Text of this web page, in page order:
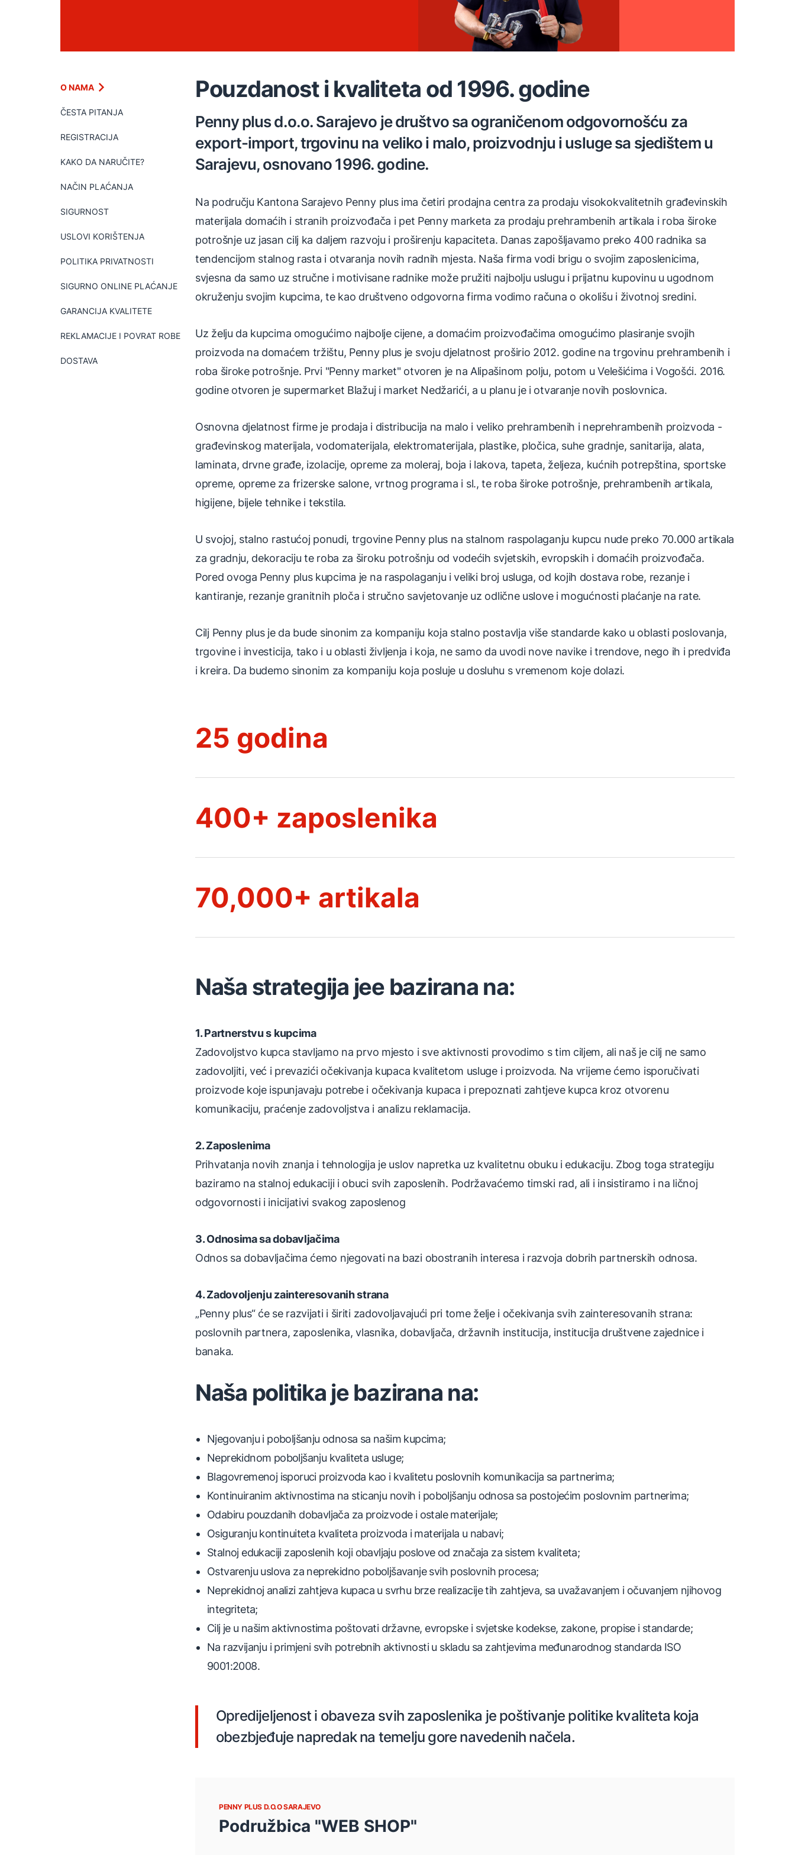
O NAMA
ČESTA PITANJA
REGISTRACIJA
KAKO DA NARUČITE?
NAČIN PLAĆANJA
SIGURNOST
USLOVI KORIŠTENJA
POLITIKA PRIVATNOSTI
SIGURNO ONLINE PLAĆANJE
GARANCIJA KVALITETE
REKLAMACIJE I POVRAT ROBE
DOSTAVA
Pouzdanost i kvaliteta od 1996. godine
Penny plus d.o.o. Sarajevo je društvo sa ograničenom odgovornošću za
export-import, trgovinu na veliko i malo, proizvodnju i usluge sa sjedištem u
Sarajevu, osnovano 1996. godine.
Na području Kantona Sarajevo Penny plus ima četiri prodajna centra za prodaju visokokvalitetnih građevinskih
materijala domaćih i stranih proizvođača i pet Penny marketa za prodaju prehrambenih artikala i roba široke
potrošnje uz jasan cilj ka daljem razvoju i proširenju kapaciteta. Danas zapošljavamo preko 400 radnika sa
tendencijom stalnog rasta i otvaranja novih radnih mjesta. Naša firma vodi brigu o svojim zaposlenicima,
svjesna da samo uz stručne i motivisane radnike može pružiti najbolju uslugu i prijatnu kupovinu u ugodnom
okruženju svojim kupcima, te kao društveno odgovorna firma vodimo računa o okolišu i životnoj sredini.
Uz želju da kupcima omogućimo najbolje cijene, a domaćim proizvođačima omogućimo plasiranje svojih
proizvoda na domaćem tržištu, Penny plus je svoju djelatnost proširio 2012. godine na trgovinu prehrambenih i
roba široke potrošnje. Prvi "Penny market" otvoren je na Alipašinom polju, potom u Velešićima i Vogošći. 2016.
godine otvoren je supermarket Blažuj i market Nedžarići, a u planu je i otvaranje novih poslovnica.
Osnovna djelatnost firme je prodaja i distribucija na malo i veliko prehrambenih i neprehrambenih proizvoda -
građevinskog materijala, vodomaterijala, elektromaterijala, plastike, pločica, suhe gradnje, sanitarija, alata,
laminata, drvne građe, izolacije, opreme za moleraj, boja i lakova, tapeta, željeza, kućnih potrepština, sportske
opreme, opreme za frizerske salone, vrtnog programa i sl., te roba široke potrošnje, prehrambenih artikala,
higijene, bijele tehnike i tekstila.
U svojoj, stalno rastućoj ponudi, trgovine Penny plus na stalnom raspolaganju kupcu nude preko 70.000 artikala
za gradnju, dekoraciju te roba za široku potrošnju od vodećih svjetskih, evropskih i domaćih proizvođača.
Pored ovoga Penny plus kupcima je na raspolaganju i veliki broj usluga, od kojih dostava robe, rezanje i
kantiranje, rezanje granitnih ploča i stručno savjetovanje uz odlične uslove i mogućnosti plaćanje na rate.
Cilj Penny plus je da bude sinonim za kompaniju koja stalno postavlja više standarde kako u oblasti poslovanja,
trgovine i investicija, tako i u oblasti življenja i koja, ne samo da uvodi nove navike i trendove, nego ih i predviđa
i kreira. Da budemo sinonim za kompaniju koja posluje u dosluhu s vremenom koje dolazi.
25 godina
400+ zaposlenika
70,000+ artikala
Naša strategija jee bazirana na:
1. Partnerstvu s kupcima
Zadovoljstvo kupca stavljamo na prvo mjesto i sve aktivnosti provodimo s tim ciljem, ali naš je cilj ne samo
zadovoljiti, već i prevazići očekivanja kupaca kvalitetom usluge i proizvoda. Na vrijeme ćemo isporučivati
proizvode koje ispunjavaju potrebe i očekivanja kupaca i prepoznati zahtjeve kupca kroz otvorenu
komunikaciju, praćenje zadovoljstva i analizu reklamacija.
2. Zaposlenima
Prihvatanja novih znanja i tehnologija je uslov napretka uz kvalitetnu obuku i edukaciju. Zbog toga strategiju
baziramo na stalnoj edukaciji i obuci svih zaposlenih. Podržavaćemo timski rad, ali i insistiramo i na ličnoj
odgovornosti i inicijativi svakog zaposlenog
3. Odnosima sa dobavljačima
Odnos sa dobavljačima ćemo njegovati na bazi obostranih interesa i razvoja dobrih partnerskih odnosa.
4. Zadovoljenju zainteresovanih strana
„Penny plus“ će se razvijati i širiti zadovoljavajući pri tome želje i očekivanja svih zainteresovanih strana:
poslovnih partnera, zaposlenika, vlasnika, dobavljača, državnih institucija, institucija društvene zajednice i
banaka.
Naša politika je bazirana na:
Njegovanju i poboljšanju odnosa sa našim kupcima;
Neprekidnom poboljšanju kvaliteta usluge;
Blagovremenoj isporuci proizvoda kao i kvalitetu poslovnih komunikacija sa partnerima;
Kontinuiranim aktivnostima na sticanju novih i poboljšanju odnosa sa postojećim poslovnim partnerima;
Odabiru pouzdanih dobavljača za proizvode i ostale materijale;
Osiguranju kontinuiteta kvaliteta proizvoda i materijala u nabavi;
Stalnoj edukaciji zaposlenih koji obavljaju poslove od značaja za sistem kvaliteta;
Ostvarenju uslova za neprekidno poboljšavanje svih poslovnih procesa;
Neprekidnoj analizi zahtjeva kupaca u svrhu brze realizacije tih zahtjeva, sa uvažavanjem i očuvanjem njihovog
integriteta;
Cilj je u našim aktivnostima poštovati državne, evropske i svjetske kodekse, zakone, propise i standarde;
Na razvijanju i primjeni svih potrebnih aktivnosti u skladu sa zahtjevima međunarodnog standarda ISO
9001:2008.
Opredijeljenost i obaveza svih zaposlenika je poštivanje politike kvaliteta koja
obezbjeđuje napredak na temelju gore navedenih načela.
PENNY PLUS D.O.O SARAJEVO
Podružbica "WEB SHOP"